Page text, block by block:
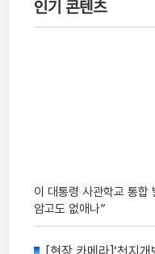
인기 콘텐츠
이 대통령 사관학교 통합
암고도 없애나”